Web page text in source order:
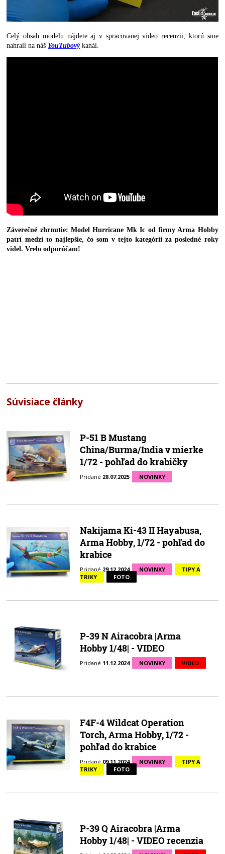
Celý obsah modelu nájdete aj v spracovanej video recenzii, ktorú sme
nahrali na nášYouTubovýkanál.
Záverečné zhrnutie: Model Hurricane Mk Ic od firmy Arma Hobby
patrí medzi to najlepšie, čo som v tejto kategórii za posledné roky
videl. Vrelo odporúčam!
Súvisiace články
P-51 B Mustang
China/Burma/India v mierke
1/72 - pohľad do krabičky
Pridané 28.07.2025 NOVINKY
Nakijama Ki-43 II Hayabusa,
Arma Hobby, 1/72 - pohľad do
krabice
Pridané 29.12.2024 NOVINKY
TIPY A
TRIKY
FOTO
P-39 N Airacobra |Arma
Hobby 1/48| - VIDEO
Pridané 11.12.2024 NOVINKY VIDEO
F4F-4 Wildcat Operation
Torch, Arma Hobby, 1/72 -
pohľad do krabice
Pridané 09.11.2024 NOVINKY
TIPY A
TRIKY
FOTO
P-39 Q Airacobra |Arma
Hobby 1/48| - VIDEO recenzia